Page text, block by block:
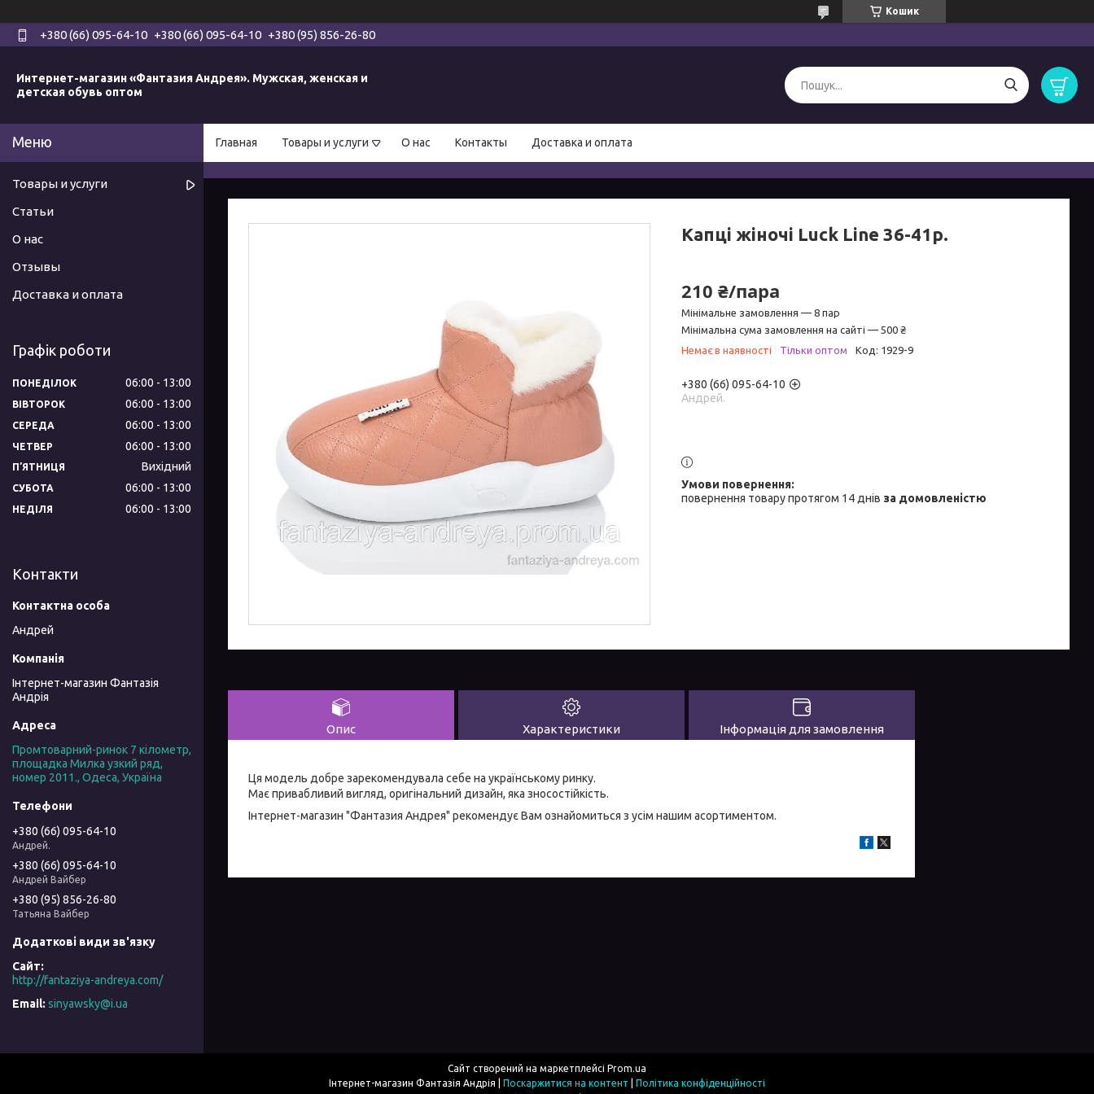
Кошик
+380 (66) 095-64-10 +380 (66) 095-64-10 +380 (95) 856-26-80
Интернет-магазин «Фантазия Андрея». Мужская, женская и
детская обувь оптом
Главная Товары и услуги О нас Контакты Доставка и оплата
Капці жіночі Luck Line 36-41р.
210 ₴/пара
Мінімальне замовлення — 8 пар
Мінімальна сума замовлення на сайті — 500 ₴
Немає в наявності
Тільки оптом Код: 1929-9
+380 (66) 095-64-10
Андрей.
повернення товару протягом 14 днів за домовленістю
Опис Характеристики Інформація для замовлення
Ця модель добре зарекомендувала себе на українському ринку.
Має привабливий вигляд, оригінальний дизайн, яка зносостійкість.
Інтернет-магазин "Фантазия Андрея" рекомендує Вам ознайомиться з усім нашим асортиментом.
Товары и услуги
Статьи
О нас
Отзывы
Доставка и оплата
Графік роботи
ПОНЕДІЛОК 06:00 13:00
ВІВТОРОК 06:00 13:00
СЕРЕДА 06:00 13:00
ЧЕТВЕР 06:00 13:00
ПʼЯТНИЦЯ Вихідний
СУБОТА 06:00 13:00
НЕДІЛЯ 06:00 13:00
Контакти
Андрей
Інтернет-магазин Фантазія
Андрія
Промтоварний-ринок 7 кілометр,
площадка Милка узкий ряд,
номер 2011., Одеса, Україна
+380 (66) 095-64-10
Андрей.
+380 (66) 095-64-10
Андрей Вайбер
+380 (95) 856-26-80
Татьяна Вайбер
http://fantaziya-andreya.com/
sinyawsky@i.ua
Сайт створений на маркетплейсі Prom.ua
Поскаржитися на контент
Політика конфіденційності